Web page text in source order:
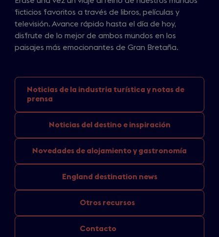
ficticios favoritos a través de libros, películas y
televisión. Avance rápido hasta el día de hoy,
disfrute de lo mejor de ambos mundos en los
paisajes más emocionantes de Gran Bretaña.
Noticias de la industria turística y notas de
prensa
Noticias del destino e inspiración
Novedades de alojamiento y gastronomía
England destination news
Otros recursos
Contacto